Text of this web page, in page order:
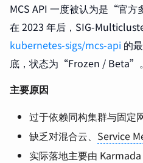
MCS API 一度被认为是“官
在 2023 年后，SIG-
kubernetes-sigs/mcs-api 的
底，状态为“Frozen / Beta”。
主要原因
过于依赖同构集群与固定
缺乏对混合云、 Service
实际落地主要由 Karmada